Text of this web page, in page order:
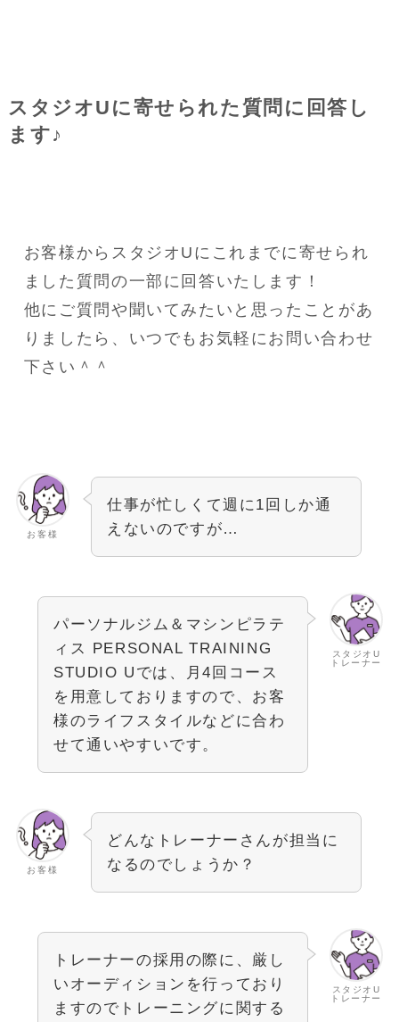
スタジオUに寄せられた質問に回答し
ます♪
お客様からスタジオUにこれまでに寄せられ
ました質問の一部に回答いたします！
他にご質問や聞いてみたいと思ったことがあ
りましたら、いつでもお気軽にお問い合わせ
下さい＾＾
お客様
仕事が忙しくて週に1回しか通
えないのですが…
スタジオU
トレーナー
パーソナルジム＆マシンピラテ
ィス PERSONAL TRAINING
STUDIO Uでは、月4回コース
を用意しておりますので、お客
様のライフスタイルなどに合わ
せて通いやすいです。
お客様
どんなトレーナーさんが担当に
なるのでしょうか？
スタジオU
トレーナー
トレーナーの採用の際に、厳し
いオーディションを行っており
ますのでトレーニングに関する